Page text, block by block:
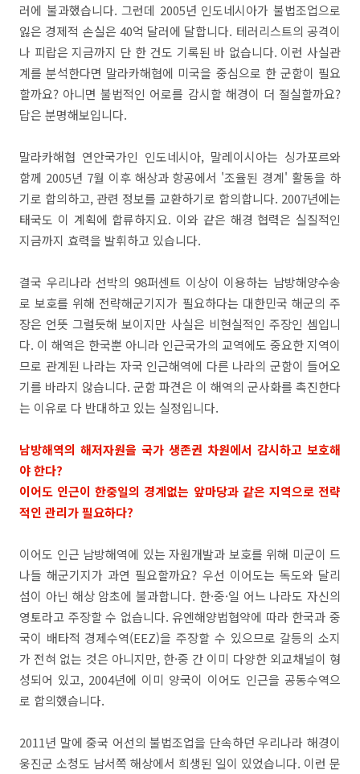
러에 불과했습니다. 그런데 2005년 인도네시아가 불법조업으로
잃은 경제적 손실은 40억 달러에 달합니다. 테러리스트의 공격이
나 피랍은 지금까지 단 한 건도 기록된 바 없습니다. 이런 사실관
계를 분석한다면 말라카해협에 미국을 중심으로 한 군함이 필요
할까요? 아니면 불법적인 어로를 감시할 해경이 더 절실할까요?
답은 분명해보입니다.
말라카해협 연안국가인 인도네시아, 말레이시아는 싱가포르와
함께 2005년 7월 이후 해상과 항공에서 '조율된 경계' 활동을 하
기로 합의하고, 관련 정보를 교환하기로 합의합니다. 2007년에는
태국도 이 계획에 합류하지요. 이와 같은 해경 협력은 실질적인
지금까지 효력을 발휘하고 있습니다.
결국 우리나라 선박의 98퍼센트 이상이 이용하는 남방해양수송
로 보호를 위해 전략해군기지가 필요하다는 대한민국 해군의 주
장은 언뜻 그럴듯해 보이지만 사실은 비현실적인 주장인 셈입니
다. 이 해역은 한국뿐 아니라 인근국가의 교역에도 중요한 지역이
므로 관계된 나라는 자국 인근해역에 다른 나라의 군함이 들어오
기를 바라지 않습니다. 군함 파견은 이 해역의 군사화를 촉진한다
는 이유로 다 반대하고 있는 실정입니다.
남방해역의 해저자원을 국가 생존권 차원에서 감시하고 보호해
야 한다?
이어도 인근이 한중일의 경계없는 앞마당과 같은 지역으로 전략
적인 관리가 필요하다?
이어도 인근 남방해역에 있는 자원개발과 보호를 위해 미군이 드
나들 해군기지가 과연 필요할까요? 우선 이어도는 독도와 달리
섬이 아닌 해상 암초에 불과합니다. 한·중·일 어느 나라도 자신의
영토라고 주장할 수 없습니다. 유엔해양법협약에 따라 한국과 중
국이 배타적 경제수역(EEZ)을 주장할 수 있으므로 갈등의 소지
가 전혀 없는 것은 아니지만, 한·중 간 이미 다양한 외교채널이 형
성되어 있고, 2004년에 이미 양국이 이어도 인근을 공동수역으
로 합의했습니다.
2011년 말에 중국 어선의 불법조업을 단속하던 우리나라 해경이
웅진군 소청도 남서쪽 해상에서 희생된 일이 있었습니다. 이런 문